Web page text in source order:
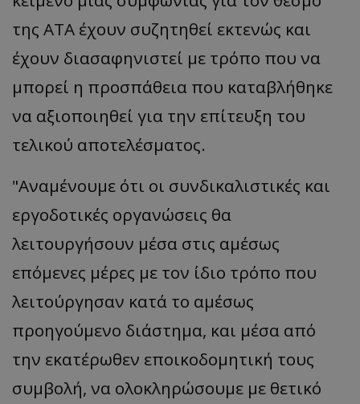
της ΑΤΑ έχουν συζητηθεί εκτενώς και
έχουν διασαφηνιστεί με τρόπο που να
μπορεί η προσπάθεια που καταβλήθηκε
να αξιοποιηθεί για την επίτευξη του
τελικού αποτελέσματος.
"Αναμένουμε ότι οι συνδικαλιστικές και
εργοδοτικές οργανώσεις θα
λειτουργήσουν μέσα στις αμέσως
επόμενες μέρες με τον ίδιο τρόπο που
λειτούργησαν κατά το αμέσως
προηγούμενο διάστημα, και μέσα από
την εκατέρωθεν εποικοδομητική τους
συμβολή, να ολοκληρώσουμε με θετικό